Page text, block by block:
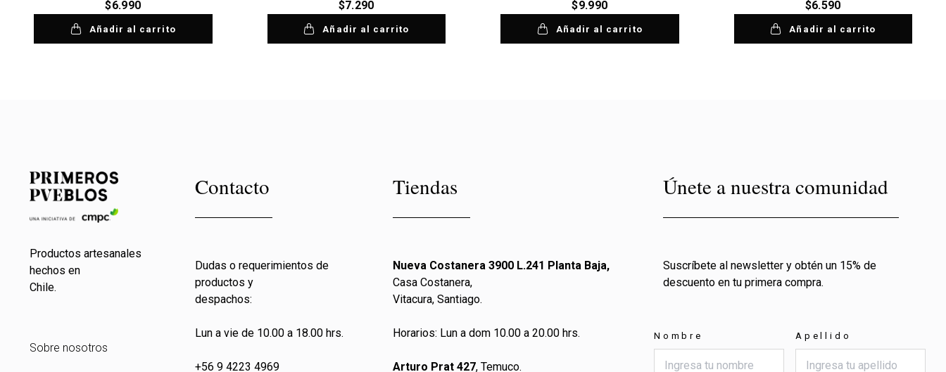
$6.990
Añadir al carrito
$7.290
Añadir al carrito
$9.990
Añadir al carrito
$6.590
Añadir al carrito
Productos artesanales
hechos en
Chile.
Sobre nosotros
Contacto
Dudas o requerimientos de
productos y
despachos:
Lun a vie de 10.00 a 18.00 hrs.
+56 9 4223 4969
Tiendas
Nueva Costanera 3900 L.241 Planta Baja,
Casa Costanera,
Vitacura, Santiago.
Horarios: Lun a dom 10.00 a 20.00 hrs.
Arturo Prat 427, Temuco.
Únete a nuestra comunidad
Suscríbete al newsletter y obtén un 15% de
descuento en tu primera compra.
Nombre Apellido